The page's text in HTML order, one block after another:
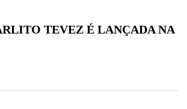
TEVEZ É LANÇADA NA